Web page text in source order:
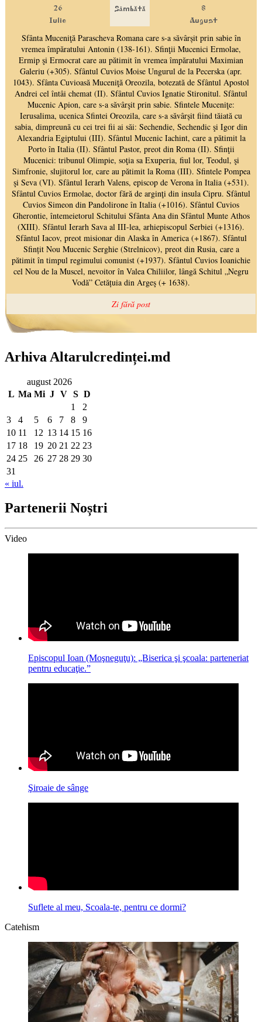
Arhiva Altarulcredinței.md
august 2026
L Ma Mi J V S D
1
2
3
4 5 6 7 8
9
10 11 12 13 14 15 16
17 18 19 20 21 22 23
24 25 26 27 28 29 30
31
« iul.
Partenerii Noștri
Video
Episcopul Ioan (Moşneguţu): „Biserica şi şcoala: parteneriat
pentru educaţie.”
Şiroaie de sânge
Suflete al meu, Scoala-te, pentru ce dormi?
Catehism